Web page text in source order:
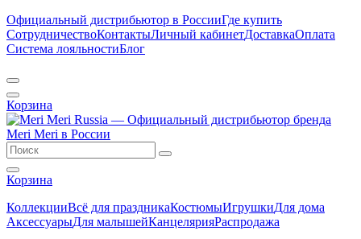
Официальный дистрибьютор в РоссииГде купить
СотрудничествоКонтактыЛичный кабинетДоставкаОплата
Система лояльностиБлог
Корзина
Корзина
КоллекцииВсё для праздникаКостюмыИгрушкиДля дома
АксессуарыДля малышейКанцелярияРаспродажа